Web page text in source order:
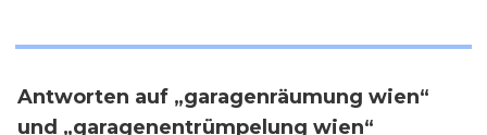
Antworten auf „garagenräumung wien“
und „garagenentrümpelung wien“